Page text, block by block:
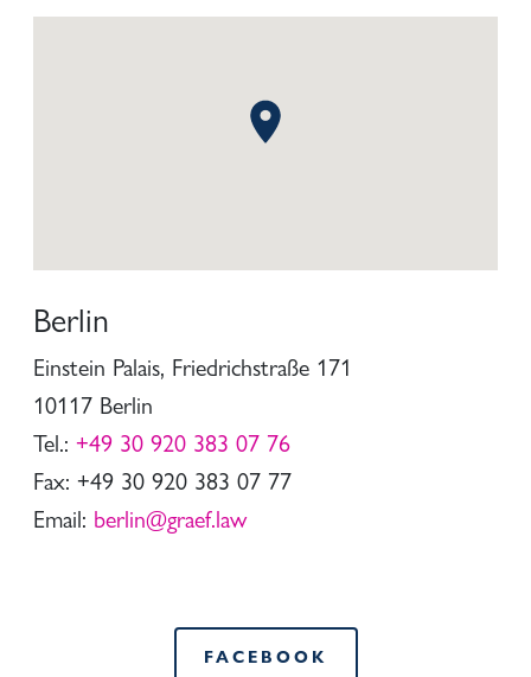
Berlin
Einstein Palais, Friedrichstraße 171
10117 Berlin
Tel.: +49 30 920 383 07 76
Fax: +49 30 920 383 07 77
Email: berlin@graef.law
FACEBOOK